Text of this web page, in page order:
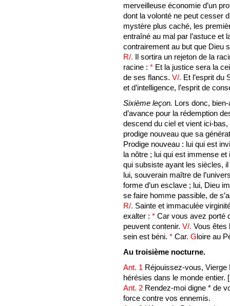
merveilleuse économie d’un
dont la volonté ne peut cesser
mystère plus caché, les
entraîné au mal par l’astuce et
contrairement au but que Dieu
R/. Il sortira un rejeton de la
racine : * Et la justice sera la
de ses flancs. V/. Et l’esprit du
et d’intelligence, l’esprit de
Sixième leçon. Lors donc,
d’avance pour la rédemption
descend du ciel et vient ici-
prodige nouveau que sa
Prodige nouveau : lui qui est
la nôtre ; lui qui est immense
qui subsiste ayant les siècles,
lui, souverain maître de
forme d’un esclave ; lui, Dieu
se faire homme passible, de
R/. Sainte et immaculée
exalter : * Car vous avez porté
peuvent contenir. V/. Vous êtes
sein est béni. * Car. Gloire au
Au troisième nocturne.
Ant. 1 Réjouissez-vous,
hérésies dans le monde entier. [
Ant. 2 Rendez-moi digne * de
force contre vos ennemis.